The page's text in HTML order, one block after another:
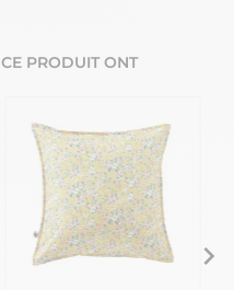
PRODUIT ONT